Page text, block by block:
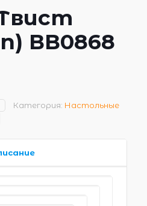
ВВ0868
Категория: Настольные